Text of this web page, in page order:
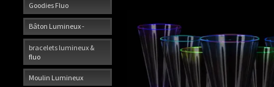
Goodies Fluo
Bâton Lumineux -
bracelets lumineux &
fluo
Moulin Lumineux